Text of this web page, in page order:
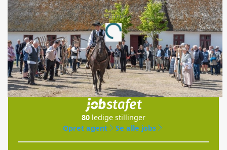
Annonce
Loading...
Jobs
i samarbejde med
80 ledige stillinger
Opret agent
Se alle jobs